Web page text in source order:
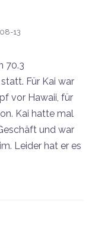
13
70.3
Für Kai war
vor Hawaii, für
Kai hatte mal
und war
Leider hat er es